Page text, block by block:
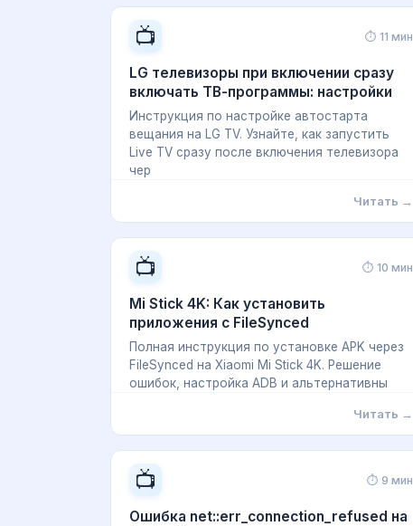
📺 ⏱ 11 мин
LG телевизоры при включении сразу
включать ТВ-программы: настройки
Инструкция по настройке автостарта
вещания на LG TV. Узнайте, как запустить
Live TV сразу после включения телевизора
чер
Читать →
📺 ⏱ 10 мин
Mi Stick 4K: Как установить
приложения с FileSynced
Полная инструкция по установке APK через
FileSynced на Xiaomi Mi Stick 4K. Решение
ошибок, настройка ADB и альтернативны
Читать →
📺 ⏱ 9 мин
Ошибка net::err_connection_refused на